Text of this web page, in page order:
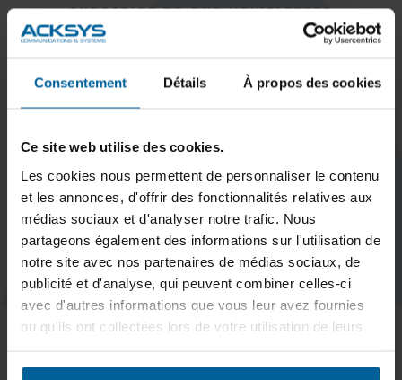
Consentement Détails À propos des cookies
Ce site web utilise des cookies.
Les cookies nous permettent de personnaliser le contenu
et les annonces, d'offrir des fonctionnalités relatives aux
médias sociaux et d'analyser notre trafic. Nous
partageons également des informations sur l'utilisation de
notre site avec nos partenaires de médias sociaux, de
publicité et d'analyse, qui peuvent combiner celles-ci
avec d'autres informations que vous leur avez fournies
ou qu'ils ont collectées lors de votre utilisation de leurs
SUBSCRIBE TO OUR NEWSLETTER
KEEP IN TOUCH
MARKETS
Trains & subways
AGVs – AMR & Logistics robots